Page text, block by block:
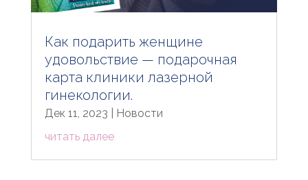
Как подарить женщине
удовольствие — подарочная
карта клиники лазерной
гинекологии.
Дек 11, 2023
Новости
читать далее